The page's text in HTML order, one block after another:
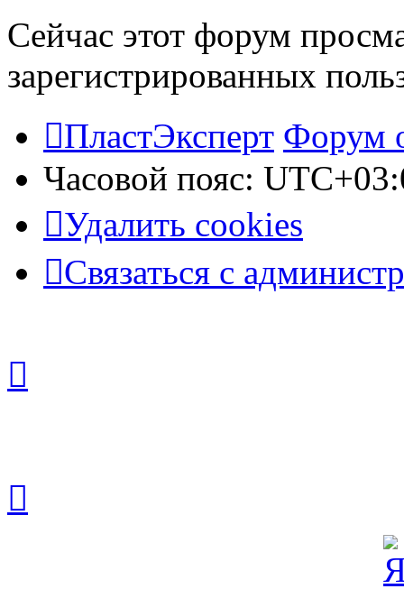
Сейчас этот форум
зарегистрированных
ПластЭксперт Форум
Часовой пояс:
Удалить cookies
Связаться с